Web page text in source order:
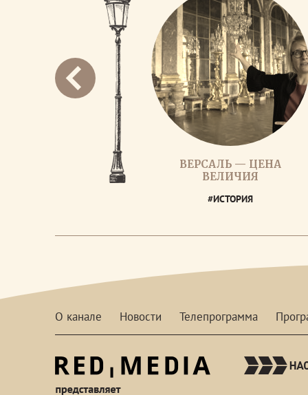
ВЕРСАЛЬ — ЦЕНА
ВЕЛИЧИЯ
#ИСТОРИЯ
О канале Новости Телепрограмма